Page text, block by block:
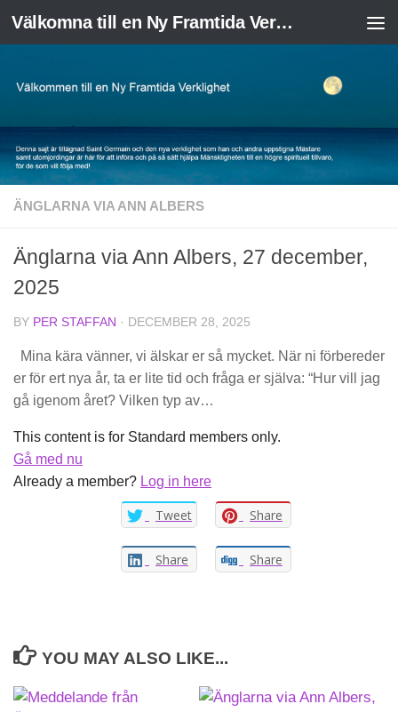
Skip to content Välkomna till en Ny Framtida Verklighet
ÄNGLARNA VIA ANN ALBERS
Änglarna via Ann Albers, 27 december,
2025
BY PER STAFFAN · DECEMBER 28, 2025
Mina kära vänner, vi älskar er så mycket. När ni förbereder
er för ert nya år, ta er lite tid och fråga er själva: “Hur vill jag
gå igenom året? Vilken typ av…
This content is for Standard members only.
Gå med nu
Already a member? Log in here
Tweet Share
Share Share
YOU MAY ALSO LIKE...